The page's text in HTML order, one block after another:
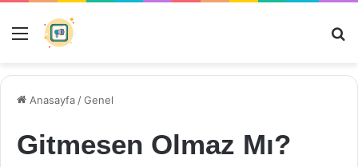
Menü
Anasayfa /Genel
Gitmesen Olmaz Mı?